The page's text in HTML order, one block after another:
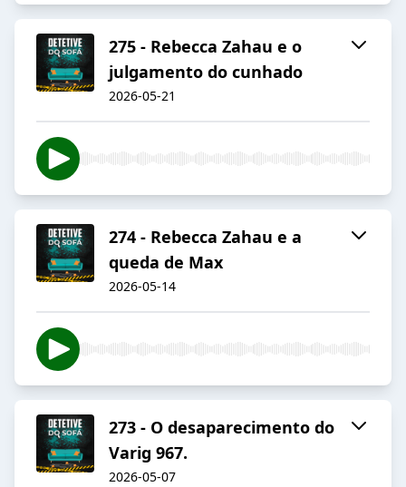
275 - Rebecca Zahau e o
julgamento do cunhado
2026-05-21
274 - Rebecca Zahau e a
queda de Max
2026-05-14
273 - O desaparecimento do
Varig 967.
2026-05-07